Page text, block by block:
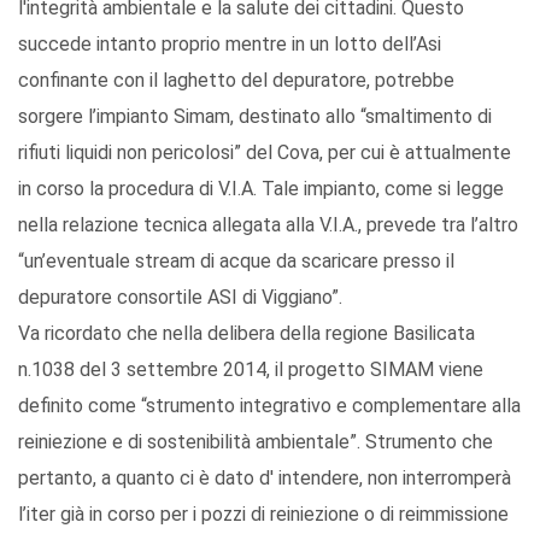
l'integrità ambientale e la salute dei cittadini. Questo
succede intanto proprio mentre in un lotto dell’Asi
confinante con il laghetto del depuratore, potrebbe
sorgere l’impianto Simam, destinato allo “smaltimento di
rifiuti liquidi non pericolosi” del Cova, per cui è attualmente
in corso la procedura di V.I.A. Tale impianto, come si legge
nella relazione tecnica allegata alla V.I.A., prevede tra l’altro
“un’eventuale stream di acque da scaricare presso il
depuratore consortile ASI di Viggiano”.
Va ricordato che nella delibera della regione Basilicata
n.1038 del 3 settembre 2014, il progetto SIMAM viene
definito come “strumento integrativo e complementare alla
reiniezione e di sostenibilità ambientale”. Strumento che
pertanto, a quanto ci è dato d' intendere, non interromperà
l’iter già in corso per i pozzi di reiniezione o di reimmissione